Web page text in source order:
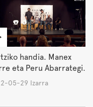
handia. Manex
eta Peru Abarrategi.
05-29 Izarra